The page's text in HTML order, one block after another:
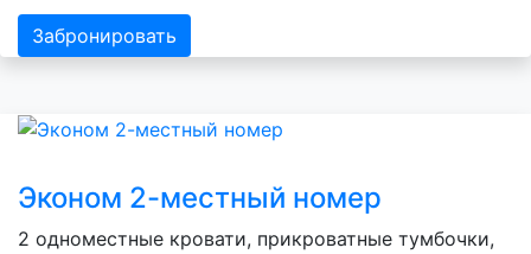
Забронировать
Эконом 2-местный номер
2 одноместные кровати, прикроватные тумбочки,